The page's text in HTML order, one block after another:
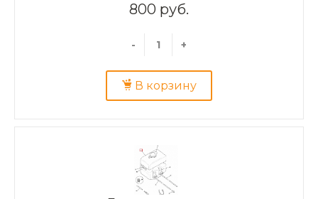
800 руб.
- +
В корзину